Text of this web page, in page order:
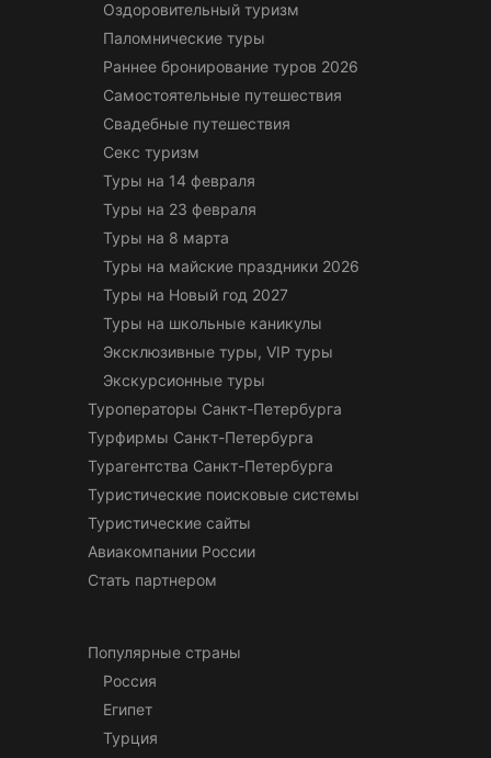
Оздоровительный туризм
Паломнические туры
Раннее бронирование туров 2026
Самостоятельные путешествия
Свадебные путешествия
Секс туризм
Туры на 14 февраля
Туры на 23 февраля
Туры на 8 марта
Туры на майские праздники 2026
Туры на Новый год 2027
Туры на школьные каникулы
Эксклюзивные туры, VIP туры
Экскурсионные туры
Туроператоры Санкт-Петербурга
Турфирмы Санкт-Петербурга
Турагентства Санкт-Петербурга
Туристические поисковые системы
Туристические сайты
Авиакомпании России
Стать партнером
Популярные страны
Россия
Египет
Турция